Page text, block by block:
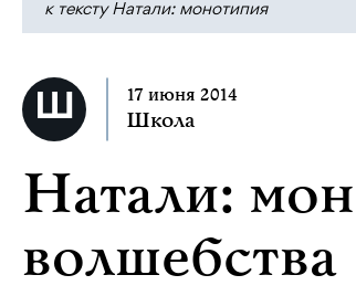
к тексту Натали: монотипия
17 июня 2014
Школа
Натали:
волшебства